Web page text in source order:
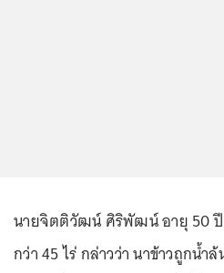
นายจิตติวัฒน์ ศิริพัฒน์ อายุ 50 ปี
กว่า 45 ไร่ กล่าวว่า นาข้าวถูกน้